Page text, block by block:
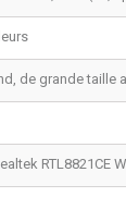
de grande taille